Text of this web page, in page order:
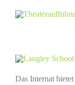
Das Internat